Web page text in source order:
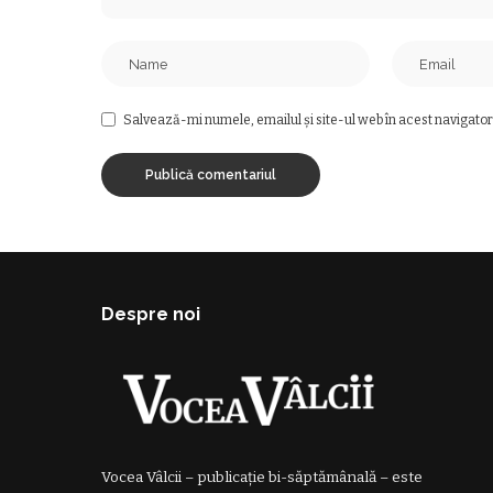
Salvează-mi numele, emailul și site-ul web în acest
Despre noi
Vocea Vâlcii – publicație bi-săptămânală – este